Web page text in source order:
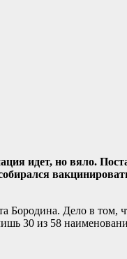
идет, но вяло.
Бородина. Дело в том,
30 из 58